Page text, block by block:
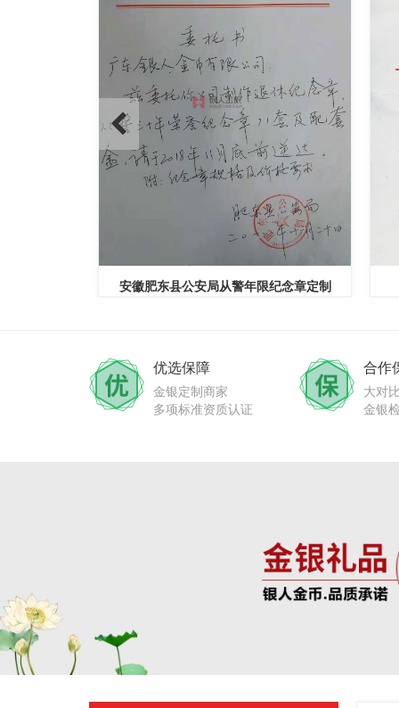
安徽肥东县公安局从警年限纪念章定制
优选保障
金银定制商家
多项标准资质认证
合作
大对
金银